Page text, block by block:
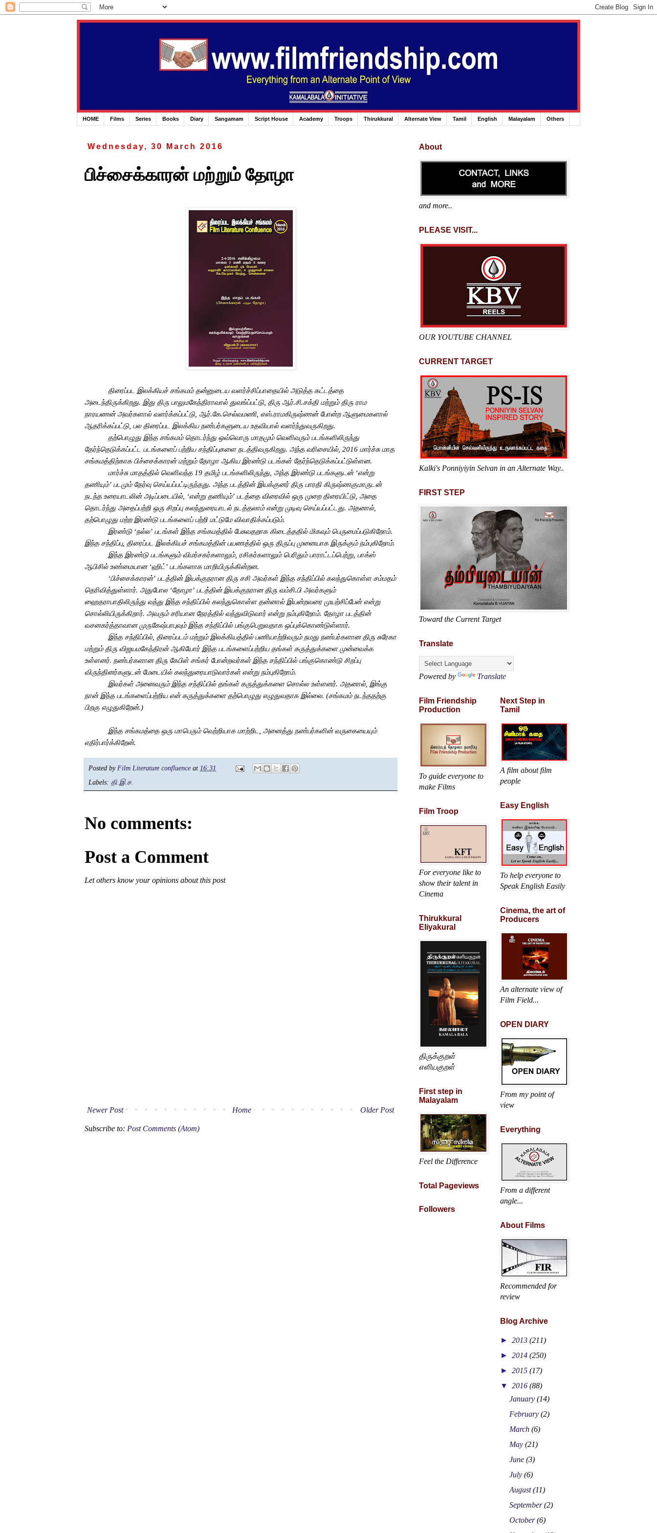
HOME Films Series Books Diary Sangamam Script House Academy Troops Thirukkural Alternate View Tamil English Malayalam Others
Wednesday, 30 March 2016
பிச்சைக்காரன் மற்றும் தோழா
திரைப்பட இலக்கியச் சங்கமம் தன்னுடைய வளர்ச்சிப்பாதையில் அடுத்த கட்டத்தை
அடைந்திருக்கிறது. இது திரு பாலுமகேந்திராவால் துவங்ப்பட்டு திரு ஆர்.சி.சக்தி மற்றும் திரு ராம
நாரயணன் அவர்களால் வளர்க்கப்பட்டு ஆர்.கே.செல்வமணி எஸ்.ராமகிருஷ்ணன் போன்ற ஆளுமைகளால்
ஆதரிக்கப்பட்டு பல திரைப்பட இலக்கிய நண்பர்களுடைய உதவியால் வளர்ந்துவருகிறது.
தற்பொழுது இந்த சங்கமம் தொடர்ந்து ஒவ்வொரு மாதமும் வெளிவரும் படங்களிலிருந்து
தேர்ந்தெடுக்கப்பட்ட
படங்களைப் பற்றிய சந்திப்புகளை நடத்திவருகிறது. அந்த வரிசையில், 2016 மார்ச்சு மாத
சங்கமத்திற்காக பிச்சைக்காரன் மற்றும் தோழா ஆகிய இரண்டு படங்கள் தேர்ந்தெடுக்கப்பட்டுள்ளன.
மார்ச்சு மாதத்தில் வெளிவந்த 19 தமிழ் படங்களிலிருந்து அந்த இரண்டு படங்களுடன் ‘என்று
தணியும்’ படமும் தேர்வு செய்யப்பட்டிருந்தது. அந்த படத்தின் இயக்குனர் திரு பாரதி கிருஷ்ணகுமாருடன்
நடந்த உரையாடலின் அடிப்படையில், ‘என்று தணியும்’ படத்தை விரைவில் ஒரு முறை திரையிட்டு அதை
தொடர்ந்து அதைப்பற்றி ஒரு சிறப்பு கலந்துரையாடல் நடத்தலாம் என்று முடிவு செய்யப்பட்டது. அதனால்,
தற்பொழுது மற்ற இரண்டு படங்களைப் பற்றி மட்டுமே விவாதிக்கப்படும்.
இரண்டு ‘நல்ல’ படங்கள் இந்த சங்கமத்தில் பேசுவதறாக கிடைத்ததில் மிகவும் பெருமைப்படுகிறோம்.
இந்த சந்திப்பு, திரைப்பட இலக்கியச் சங்கமத்தின் பயணத்தில் ஒரு திருப்பு முனையாக இருக்கும் நம்புகிறோம்.
இந்த இரண்டு படங்களும் விமர்சகர்களாலும், ரசிகர்களாலும் பெரிதும் பாராட்டப்பெற்று, பாக்ஸ்
ஆபிசில் உண்மையான ‘ஹிட்’ படங்களாக மாறியிருக்கின்றன.
‘பிச்சைக்காரன்’ படத்தின் இயக்குநரான திரு சசி அவர்கள் இந்த சந்திப்பில் கலந்துகொள்ள சம்மதம்
தெரிவித்துள்ளார். அதுபோல ‘தோழா’ படத்தின் இயக்குநரான திரு வம்சி.பி அவர்களும்
ஹைதராபாதிலிருந்து வந்து இந்த சந்திப்பில் கலந்துகொள்ள தன்னால் இயன்றவரை முயற்சிப்பேன் என்று
சொல்லியிருக்கிறார். அவரும் சரியான நேரத்தில் வந்துவிடுவார் என்று நம்புகிறோம். தோழா படத்தின்
வசனகர்த்தாவான முருகேஷ்பாபுவும் இந்த சந்திப்பில் பங்குபெறுவதாக ஒப்புக்கொண்டுள்ளார்.
இந்த சந்திப்பில், திரைப்படம் மற்றும் இலக்கியத்தில் பணியாற்றிவரும் நமது நண்பர்களான திரு சுரேகா
மற்றும் திரு விஜயமகேந்திரன் ஆகியோர் இந்த படங்களைப்பற்றிய தங்கள் கருத்துக்களை முன்வைக்க
உள்ளனர். நண்பர்களான திரு கேபிள் சங்கர் போன்றவர்கள் இந்த சந்திப்பில் பங்குகொண்டு சிறப்பு
விருந்தினர்களுடன் மேடையில் கலந்துரையாடுவார்கள் என்று நம்புகிறோம்.
இவர்கள் அனைவரும் இந்த சந்திப்பில் தங்கள் கருத்துக்களை சொல்ல உள்ளனர். அதனால், இங்கு
நான் இந்த படங்களைப்பற்றிய என் கருத்துக்களை தற்பொழுது எழுதுவதாக இல்லை. (சங்கமம் நடந்ததற்கு
பிறகு எழுதுகிறேன்.)
இந்த சங்கமத்தை ஒரு மாபெரும் வெற்றியாக மாற்றிட அனைத்து நண்பர்களின் வருகையையும்
எதிர்பார்க்கிறேன்.
Posted by Film Literature confluence at 16:31
Labels: தி.இ.ச.
No comments:
Post a Comment
Let others know your opinions about this post
Newer Post Older Post
Home
Subscribe to: Post Comments (Atom)
About
and more..
PLEASE VISIT...
OUR YOUTUBE CHANNEL
CURRENT TARGET
Kalki's Ponniyiyin Selvan in an Alternate Way..
FIRST STEP
Toward the Current Target
Translate
Powered by Translate
Film Friendship
Production
To guide everyone to
make Films
Film Troop
For everyone like to
show their talent in
Cinema
Thirukkural
Eliyakural
திருக்குறள்
எளியகுறள்
First step in
Malayalam
Feel the Difference
Total Pageviews
Followers
Next Step in
Tamil
A film about film
people
Easy English
To help everyone to
Speak English Easily
Cinema, the art of
Producers
An alternate view of
Film Field...
OPEN DIARY
From my point of
view
Everything
From a different
angle...
About Films
Recommended for
review
Blog Archive
► 2013 (211)
► 2014 (250)
► 2015 (17)
▼ 2016 (88)
January(14)
February(2)
March(6)
May(21)
June(3)
July(6)
August(11)
September(2)
October(6)